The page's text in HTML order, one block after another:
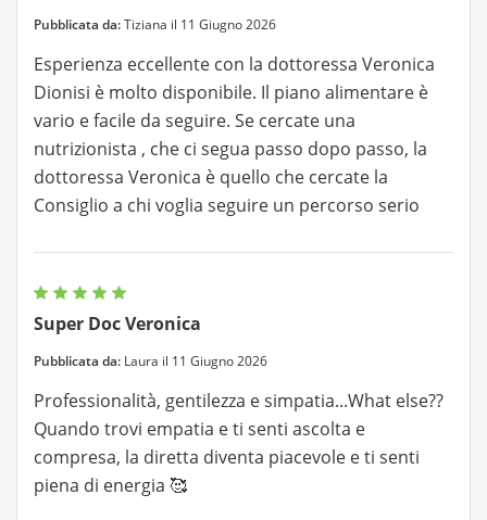
Pubblicata da:Tiziana il 11 Giugno 2026
Esperienza eccellente con la dottoressa Veronica
Dionisi è molto disponibile. Il piano alimentare è
vario e facile da seguire. Se cercate una
nutrizionista , che ci segua passo dopo passo, la
dottoressa Veronica è quello che cercate la
Consiglio a chi voglia seguire un percorso serio
Super Doc Veronica
Pubblicata da: Laura il 11 Giugno 2026
Professionalità, gentilezza e simpatia...What else??
Quando trovi empatia e ti senti ascolta e
compresa, la diretta diventa piacevole e ti senti
piena di energia 🥰